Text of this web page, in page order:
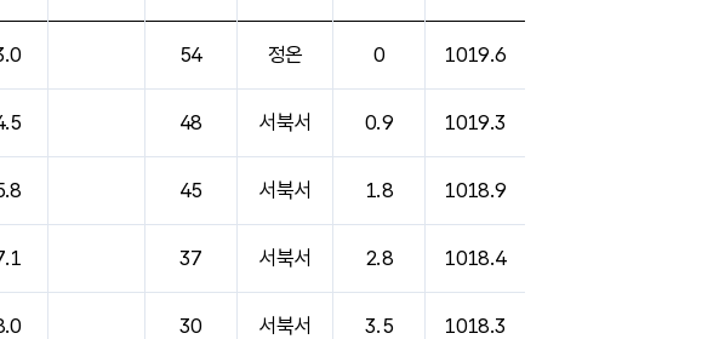
54 정온 0 1019.6
48 서북서 0.9 1019.3
45 서북서 1.8 1018.9
37 서북서 2.8 1018.4
30 서북서 3.5 1018.3